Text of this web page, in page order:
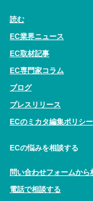
読む
EC業界ニュース
EC取材記事
EC専門家コラム
ブログ
プレスリリース
ECのミカタ編集ポリシー
ECの悩みを相談する
問い合わせフォームから
電話で相談する